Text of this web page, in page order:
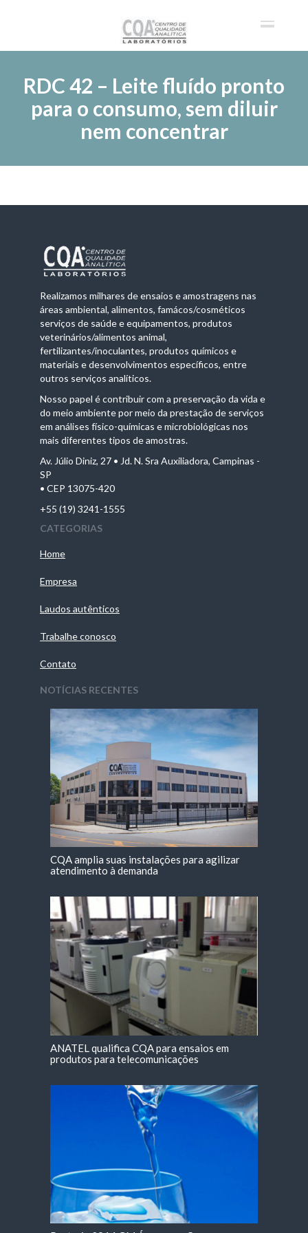
RDC 42 – Leite fluído pronto
para o consumo, sem diluir
nem concentrar
Realizamos milhares de ensaios e amostragens nas
áreas ambiental, alimentos, famácos/cosméticos
serviços de saúde e equipamentos, produtos
veterinários/alimentos animal,
fertilizantes/inoculantes, produtos químicos e
materiais e desenvolvimentos específicos, entre
outros serviços analíticos.
Nosso papel é contribuir com a preservação da vida e
do meio ambiente por meio da prestação de serviços
em análises físico-químicas e microbiológicas nos
mais diferentes tipos de amostras.
Av. Júlio Diniz, 27 • Jd. N. Sra Auxiliadora, Campinas -
SP
• CEP 13075-420
+55 (19) 3241-1555
CATEGORIAS
Home
Empresa
Laudos autênticos
Trabalhe conosco
Contato
NOTÍCIAS RECENTES
CQA amplia suas instalações para agilizar
atendimento à demanda
ANATEL qualifica CQA para ensaios em
produtos para telecomunicações